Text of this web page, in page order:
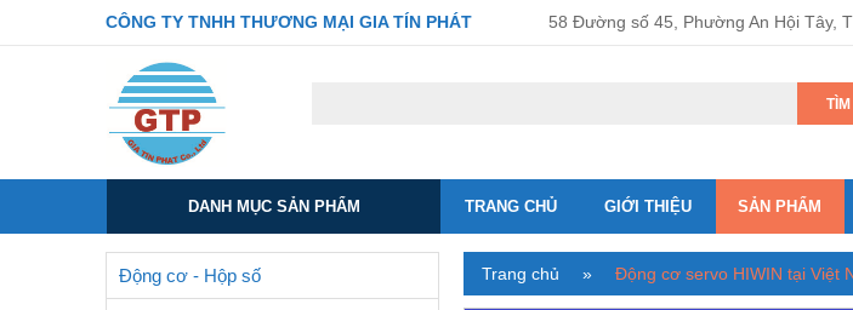
CÔNG TY TNHH THƯƠNG MẠI GIA TÍN PHÁT 58 Đường số 45, Phường An Hội Tây,
DANH MỤC SẢN PHẨM TRANG CHỦ GIỚI THIỆU SẢN PHẨM
Động cơ - Hộp số Trang chủ » Động cơ servo HIWIN tại Việt